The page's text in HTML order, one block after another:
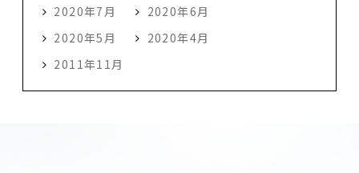
2020年7月
2020年6月
2020年5月
2020年4月
2011年11月